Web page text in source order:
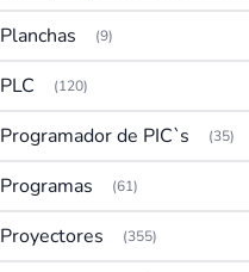
Planchas (9)
PLC (120)
Programador de PIC`s (35)
Programas (61)
Proyectores (355)